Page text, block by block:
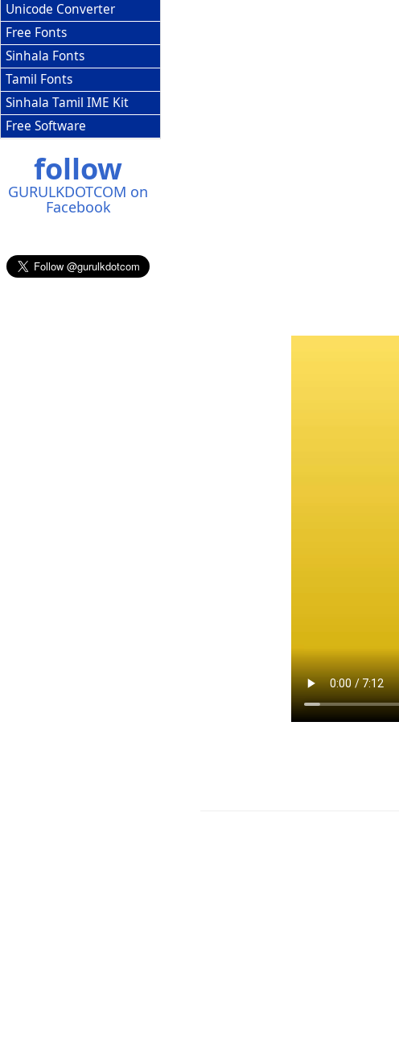
Unicode Converter
Free Fonts
Sinhala Fonts
Tamil Fonts
Sinhala Tamil IME Kit
Free Software
follow
GURULKDOTCOM on
Facebook